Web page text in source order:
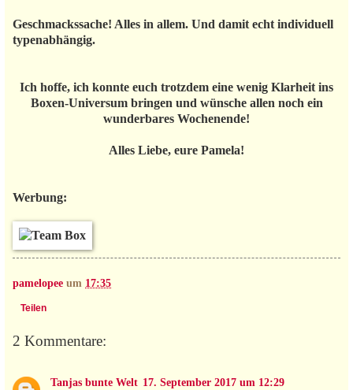
Geschmackssache! Alles in allem. Und damit echt individuell
typenabhängig.
Ich hoffe, ich konnte euch trotzdem eine wenig Klarheit ins
Boxen-Universum bringen und wünsche allen noch ein
wunderbares Wochenende!
Alles Liebe, eure Pamela!
Werbung:
pamelopee um 17:35
Teilen
2 Kommentare:
Tanjas bunte Welt 17. September 2017 um 12:29